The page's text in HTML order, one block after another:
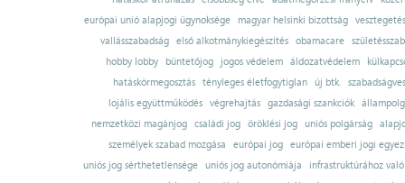
európai unió alapjogi ügynoksége
magyar helsinki bizottság
vesztegetés
vallásszabadság
első alkotmánykiegészítés obamacare
hobby lobby
büntetőjog jogos védelem áldozatvédelem
hatáskörmegosztás tényleges életfogytiglan új btk.
lojális együttműködés
végrehajtás gazdasági szankciók
nemzetközi magánjog
családi jog öröklési jog uniós polgárság
személyek szabad mozgása
európai jog európai emberi jogi
uniós jog sérthetetlensége uniós jog autonómiája
infrastruktúrához